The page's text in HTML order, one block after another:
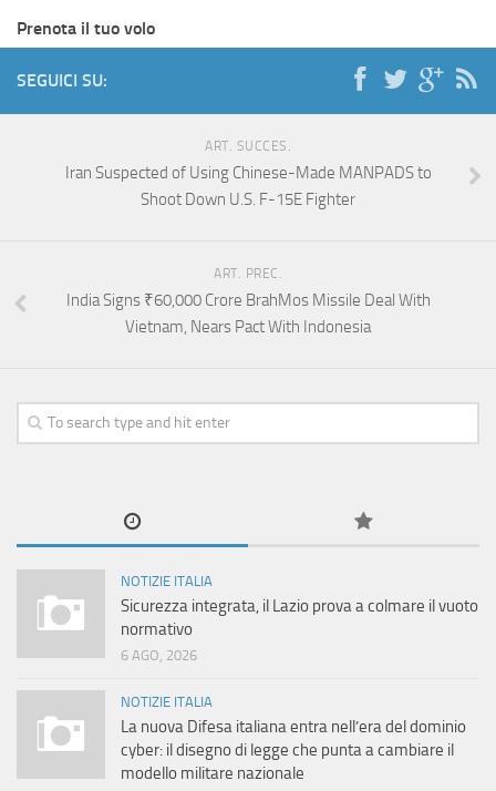
Prenota il tuo volo
SEGUICI SU:
ART. SUCCES.
Iran Suspected of Using Chinese-Made MANPADS to
Shoot Down U.S. F-15E Fighter
ART. PREC.
India Signs ₹60,000 Crore BrahMos Missile Deal With
Vietnam, Nears Pact With Indonesia
NOTIZIE ITALIA
Sicurezza integrata, il Lazio prova a colmare il vuoto
normativo
6 AGO, 2026
NOTIZIE ITALIA
La nuova Difesa italiana entra nell’era del dominio
cyber: il disegno di legge che punta a cambiare il
modello militare nazionale